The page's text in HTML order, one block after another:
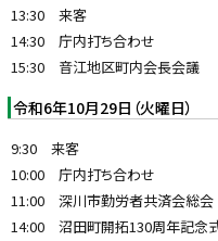
13:30 来客
14:30 庁内打ち合わせ
15:30 音江地区町内会長会議
令和6年10月29日（火曜日）
9:30 来客
10:00 庁内打ち合わせ
11:00 深川市勤労者共済会総会
14:00 沼田町開拓130周年記念